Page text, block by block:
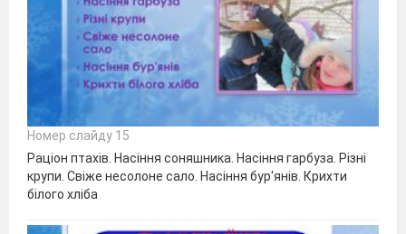
Номер слайду 15
Раціон птахів. Насіння соняшника. Насіння гарбуза. Різні
крупи. Свіже несолоне сало. Насіння бур'янів. Крихти
білого хліба